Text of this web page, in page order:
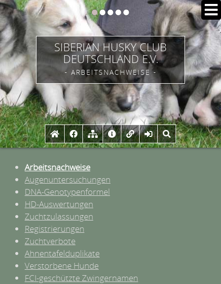
SIBERIAN HUSKY CLUB
DEUTSCHLAND E.V.
- ARBEITSNACHWEISE -
Arbeitsnachweise
Augenuntersuchungen
DNA-Genotypenformel
HD-Auswertungen
Zuchtzulassungen
Registrierungen
Zuchtverbote
Ahnentafelduplikate
Verstorbene Hunde
FCI-geschützte Zwingernamen